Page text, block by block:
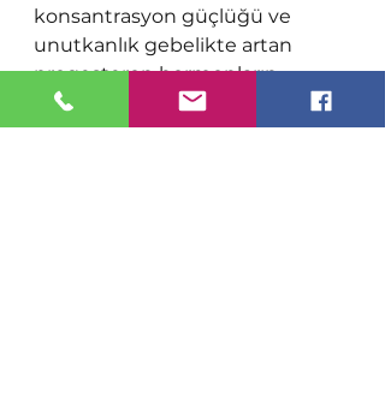
konsantrasyon güçlüğü ve
unutkanlık gebelikte artan
progesteron hormonların
sonucunda ortaya çıkan
sorunlardır.